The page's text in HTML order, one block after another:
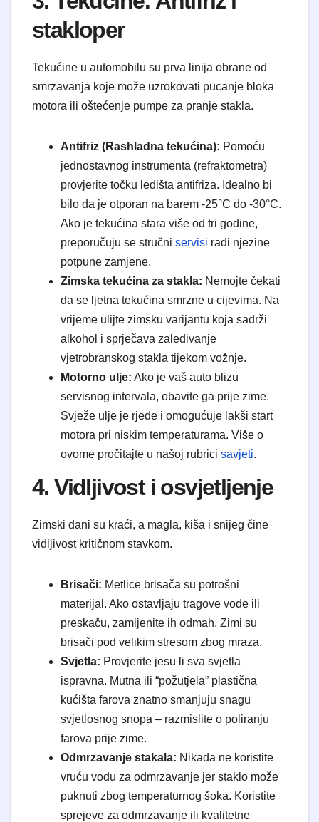
stakloper
Tekućine u automobilu su prva linija obrane od
smrzavanja koje može uzrokovati pucanje bloka
motora ili oštećenje pumpe za pranje stakla.
Antifriz (Rashladna tekućina): Pomoću
jednostavnog instrumenta (refraktometra)
provjerite točku ledišta antifriza. Idealno bi
bilo da je otporan na barem -25°C do -30°C.
Ako je tekućina stara više od tri godine,
preporučuju se stručni servisi radi njezine
potpune zamjene.
Zimska tekućina za stakla: Nemojte čekati
da se ljetna tekućina smrzne u cijevima. Na
vrijeme ulijte zimsku varijantu koja sadrži
alkohol i sprječava zaleđivanje
vjetrobranskog stakla tijekom vožnje.
Motorno ulje: Ako je vaš auto blizu
servisnog intervala, obavite ga prije zime.
Svježe ulje je rjeđe i omogućuje lakši start
motora pri niskim temperaturama. Više o
ovome pročitajte u našoj rubrici savjeti.
4. Vidljivost i osvjetljenje
Zimski dani su kraći, a magla, kiša i snijeg čine
vidljivost kritičnom stavkom.
Brisači: Metlice brisača su potrošni
materijal. Ako ostavljaju tragove vode ili
preskaču, zamijenite ih odmah. Zimi su
brisači pod velikim stresom zbog mraza.
Svjetla: Provjerite jesu li sva svjetla
ispravna. Mutna ili “požutjela” plastična
kućišta farova znatno smanjuju snagu
svjetlosnog snopa – razmislite o poliranju
farova prije zime.
Odmrzavanje stakala: Nikada ne koristite
vruću vodu za odmrzavanje jer staklo može
puknuti zbog temperaturnog šoka. Koristite
sprejeve za odmrzavanje ili kvalitetne